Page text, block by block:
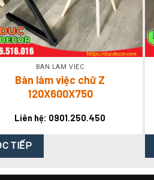
BÀN LÀM VIỆC
Bàn làm việc chữ Z
120X600X750
Liên hệ: 0901.250.450
TIẾP